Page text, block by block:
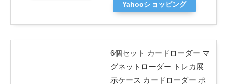
Yahooショッピング
6個セット カードローダー マ
グネットローダー トレカ展
示ケース カードローダー ポ